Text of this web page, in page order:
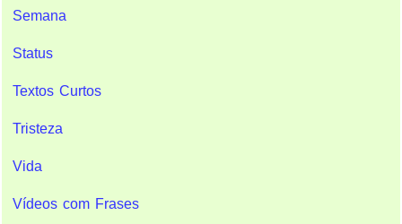
Semana
Status
Textos Curtos
Tristeza
Vida
Vídeos com Frases